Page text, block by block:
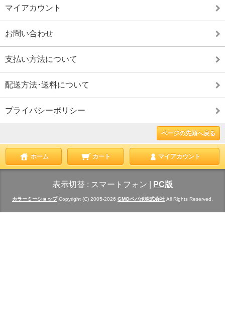
マイアカウント
お問い合わせ
支払い方法について
配送方法･送料について
プライバシーポリシー
ページの先頭へ戻る
ホーム カート マイアカウント
表示切替 : スマートフォン PC版
カラーミーショップCopyright (C) 2005-2026 GMOペパボ株式会社 All Rights Reserved.